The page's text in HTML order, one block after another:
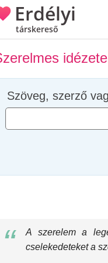
Erdélyi
társkereső
Szöveg, szerző
A szerelem a
cselekedeteket a